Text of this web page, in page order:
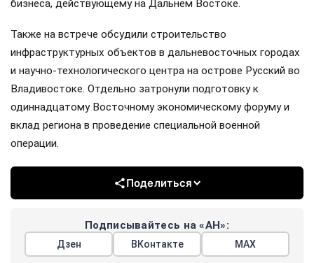
бизнеса, действующему на Дальнем Востоке.
Также на встрече обсудили строительство
инфраструктурных объектов в дальневосточных городах
и научно-технологического центра на острове Русский во
Владивостоке. Отдельно затронули подготовку к
одиннадцатому Восточному экономическому форуму и
вклад региона в проведение специальной военной
операции.
Поделиться
Подписывайтесь на «АН»:
Дзен ВКонтакте МАХ